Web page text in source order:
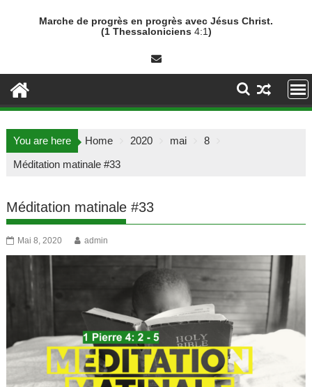
Marche de progrès en progrès avec Jésus Christ.
(1 Thessaloniciens 4:1)
You are here Home 2020 mai
8
Méditation matinale #33
Méditation matinale #33
Mai 8, 2020 admin